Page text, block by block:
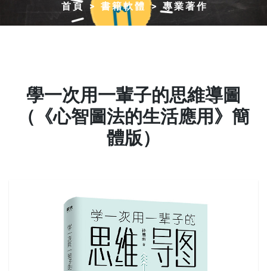
首頁 書籍軟體 專業著作
學一次用一輩子的思維導圖
（《心智圖法的生活應用》簡
體版）